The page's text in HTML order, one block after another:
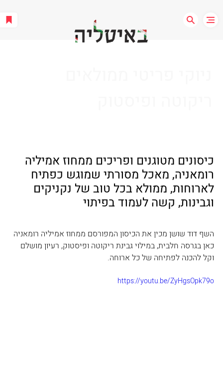
כיסונים מטוגנים ופריכים ממחוז אמיליה
רומאניה, מאכל מסורתי שמוגש כפתיח
לארוחות, ממולא בכל טוב של נקניקים
וגבינות, קשה לעמוד בפיתוי
השף דוד שושן מכין את הכיסון המפורסם ממחוז אמיליה רומאניה
כאן בגרסה חלבית, במילוי גבינת ריקוטה ופיסטוק, רעיון מושלם
וקל להכנה לפתיחה של כל ארוחה.
https://youtu.be/ZyHgsOpk79o